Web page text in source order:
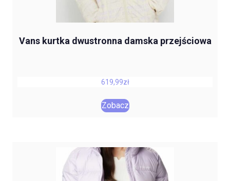
Vans kurtka dwustronna damska przejściowa
619,99zł
Zobacz